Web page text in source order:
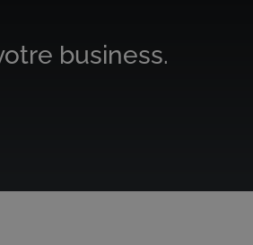
business.